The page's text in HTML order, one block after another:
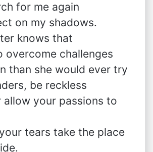
for me again
on my shadows.
knows that
overcome challenges
than she would ever try
be reckless
allow your passions to
tears take the place